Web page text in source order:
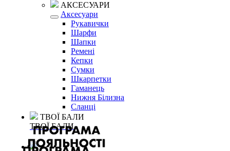
АКСЕСУАРИ
Аксесуари
Рукавички
Шарфи
Шапки
Ремені
Кепки
Сумки
Шкарпетки
Гаманець
Нижня Білизна
Сланці
ТВОЇ БАЛИ
ТВОЇ БАЛИ